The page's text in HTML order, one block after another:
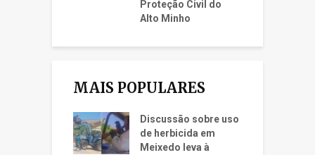
Proteção Civil do
Alto Minho
MAIS POPULARES
Discussão sobre uso
de herbicida em
Meixedo leva à